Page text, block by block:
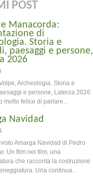
POST
Manacorda:
di
Storia e
paesaggi e persone,
2026
Archeologia. Storia e
e persone, Laterza 2026
felice di parlare...
Navidad
Amarga Navidad di Pedro
Un film nel film, una
che racconta la costruzione
Una continua...